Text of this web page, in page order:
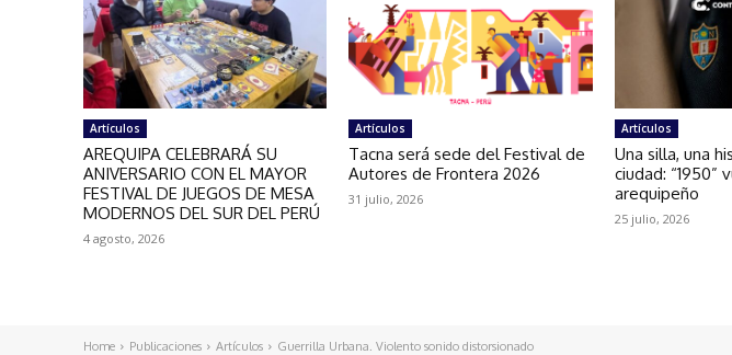
Artículos
AREQUIPA CELEBRARÁ SU
ANIVERSARIO CON EL MAYOR
FESTIVAL DE JUEGOS DE MESA
MODERNOS DEL SUR DEL PERÚ
4 agosto, 2026
Artículos
Tacna será sede del Festival de
Autores de Frontera 2026
31 julio, 2026
Artículos
Una silla, una
ciudad: “1950”
arequipeño
25 julio, 2026